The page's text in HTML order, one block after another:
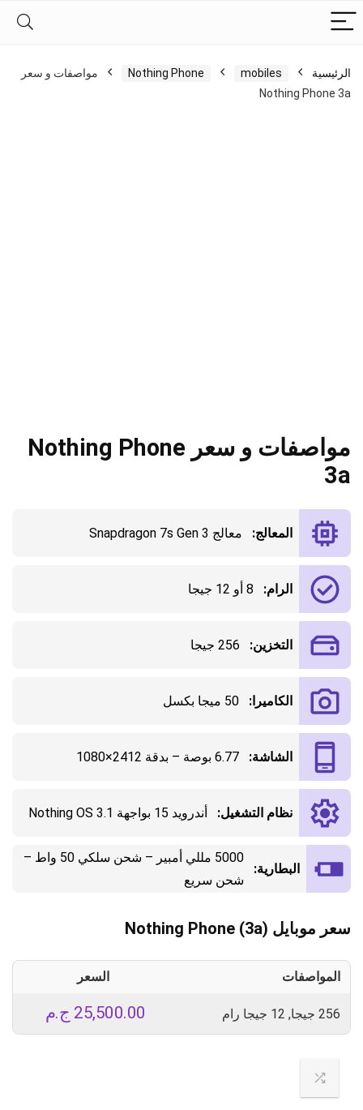
الرئيسية mobiles
Nothing Phone
مواصفات و سعر
Nothing Phone 3a
مواصفات و سعر Nothing Phone
3a
المعالج: معالج Snapdragon 7s Gen 3
الرام: 8 أو 12 جيجا
التخزين: 256 جيجا
الكاميرا: 50 ميجا بكسل
الشاشة: 6.77 بوصة – بدقة 2412×1080
نظام التشغيل: أندرويد 15 بواجهة Nothing OS 3.1
البطارية:
5000 مللي أمبير – شحن سلكي 50 واط –
شحن سريع
سعر موبايل Nothing Phone (3a)
المواصفات السعر
256 جيجا, 12 جيجا رام ج.م 25,500.00